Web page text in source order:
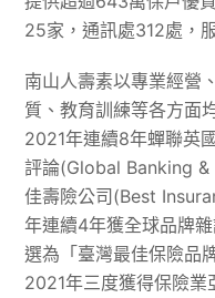
25家，通訊處312處，
南山人壽素以專業經營
質、教育訓練等各方面
2021年連續8年蟬聯英
評論(Global Banking
佳壽險公司(Best
年連續4年獲全球品牌
選為「臺灣最佳保險品
2021年三度獲得保險